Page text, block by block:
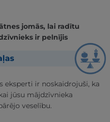
jomās, lai radītu
ir pelnījis
eksperti ir noskaidrojuši, ka
jūsu mājdzīvnieka
veselību.